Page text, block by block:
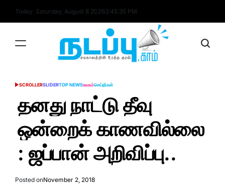
Today: Saturday, August 8 20263:45:36 PM
POSTED
SCROLLERSLIDERTOP NEWSஉலகம்செய்திகள்
தனது நாட்டு தீவு
ஒன்றைக் காணவில்லை
: ஜப்பான் அறிவிப்பு..
Posted onNovember 2, 2018